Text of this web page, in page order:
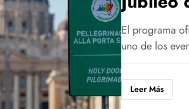
El programa
uno de los
Leer Más